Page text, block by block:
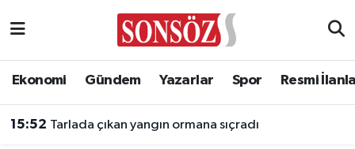
Ekonomi Gündem Yazarlar Spor Resmi
15:52 Tarlada çıkan yangın ormana sıçradı
Asayiş
Ankara Nöbetçi Eczaneler